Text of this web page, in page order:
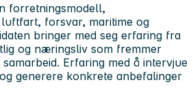
forretningsmodell,
forsvar, maritime og
bringer med seg erfaring fra
og næringsliv som fremmer
Erfaring med å intervjue
generere konkrete anbefalinger